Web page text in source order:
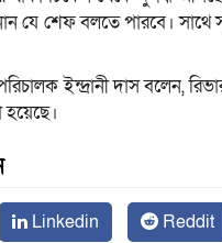
যে শেফ বলতে পারবে। সাথে
ইন্দ্রানী দাস বলেন,
হয়েছে।
Linkedin Reddit